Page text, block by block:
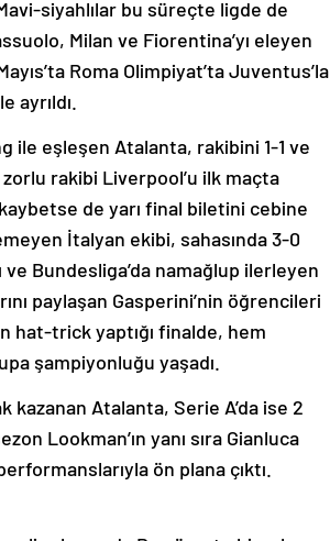
siyahlılar bu süreçte ligde de
Milan ve Fiorentina’yı eleyen
Roma Olimpiyat’ta Juventus’la
ayrıldı.
ile eşleşen Atalanta, rakibini 1-1 ve
rakibi Liverpool’u ilk maçta
de yarı final biletini cebine
İtalyan ekibi, sahasında 3-0
ve Bundesliga’da namağlup ilerleyen
paylaşan Gasperini’nin öğrencileri
hat-trick yaptığı finalde, hem
şampiyonluğu yaşadı.
Atalanta, Serie A’da ise 2
Lookman’ın yanı sıra Gianluca
ön plana çıktı.